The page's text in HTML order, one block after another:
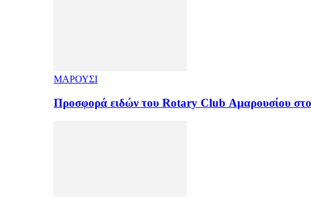
ΜΑΡΟΥΣΙ
Προσφορά ειδών του Rotary Club Αμαρουσίου